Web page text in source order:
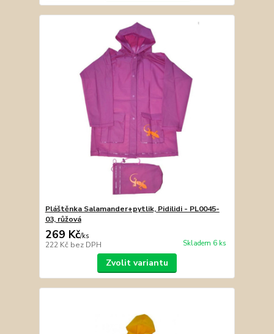
Pláštěnka Salamander+pytlik, Pidilidi - PL0045-
03, růžová
269 Kč/ks
222 Kč bez DPH Skladem 6 ks
Zvolit variantu